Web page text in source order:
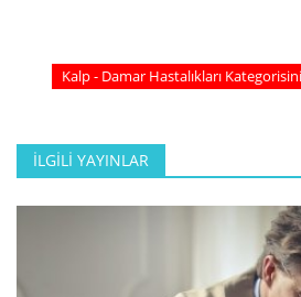
Kalp - Damar Hastalıkları
İLGILI YAYINLAR